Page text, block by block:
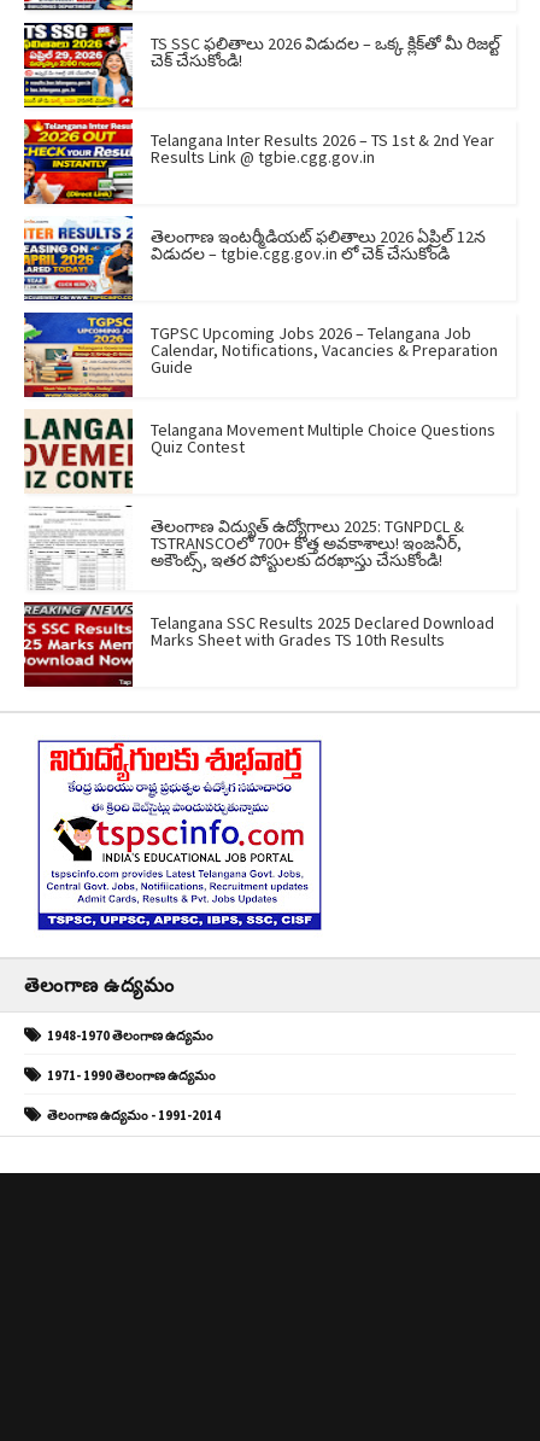
TS SSC ఫలితాలు 2026 విడుదల – ఒక్క క్లిక్‌తో మీ రిజల్ట్
చెక్ చేసుకోండి!
Telangana Inter Results 2026 – TS 1st & 2nd Year
Results Link @ tgbie.cgg.gov.in
తెలంగాణ ఇంటర్మీడియట్ ఫలితాలు 2026 ఏప్రిల్ 12న
విడుదల – tgbie.cgg.gov.in లో చెక్ చేసుకోండి
TGPSC Upcoming Jobs 2026 – Telangana Job
Calendar, Notifications, Vacancies & Preparation
Guide
Telangana Movement Multiple Choice Questions
Quiz Contest
తెలంగాణ విద్యుత్ ఉద్యోగాలు 2025: TGNPDCL &
TSTRANSCOలో 700+ కొత్త అవకాశాలు! ఇంజనీర్,
అకౌంట్స్, ఇతర పోస్టులకు దరఖాస్తు చేసుకోండి!
Telangana SSC Results 2025 Declared Download
Marks Sheet with Grades TS 10th Results
తెలంగాణ ఉద్యమం
1948-1970 తెలంగాణ ఉద్యమం
1971- 1990 తెలంగాణ ఉద్యమం
తెలంగాణ ఉద్యమం - 1991-2014